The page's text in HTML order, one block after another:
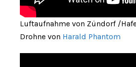
Luftaufnahme von Zündorf /
Drohne von Harald Phantom